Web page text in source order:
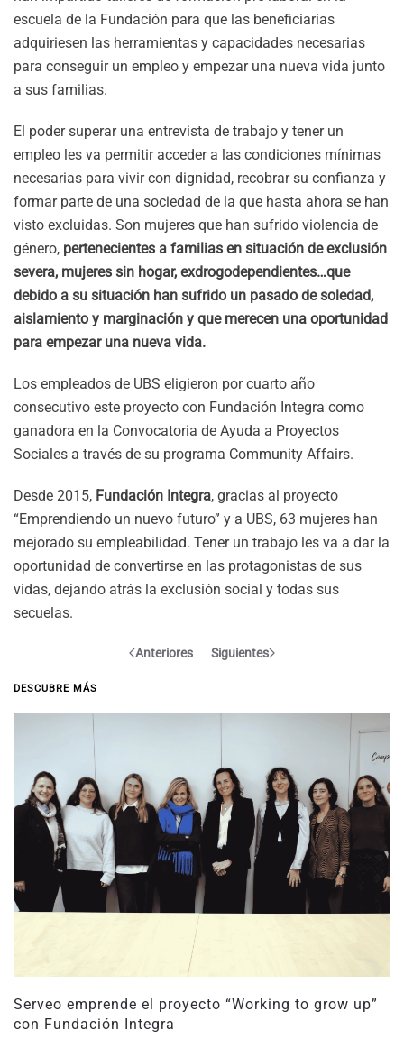
escuela de la Fundación para que las beneficiarias
adquiriesen las herramientas y capacidades necesarias
para conseguir un empleo y empezar una nueva vida junto
a sus familias.
El poder superar una entrevista de trabajo y tener un
empleo les va permitir acceder a las condiciones mínimas
necesarias para vivir con dignidad, recobrar su confianza y
formar parte de una sociedad de la que hasta ahora se han
visto excluidas. Son mujeres que han sufrido violencia de
género, pertenecientes a familias en situación de exclusión
severa, mujeres sin hogar, exdrogodependientes…que
debido a su situación han sufrido un pasado de soledad,
aislamiento y marginación y que merecen una oportunidad
para empezar una nueva vida.
Los empleados de UBS eligieron por cuarto año
consecutivo este proyecto con Fundación Integra como
ganadora en la Convocatoria de Ayuda a Proyectos
Sociales a través de su programa Community Affairs.
Desde 2015, Fundación Integra, gracias al proyecto
“Emprendiendo un nuevo futuro” y a UBS, 63 mujeres han
mejorado su empleabilidad. Tener un trabajo les va a dar la
oportunidad de convertirse en las protagonistas de sus
vidas, dejando atrás la exclusión social y todas sus
secuelas.
Anteriores Siguientes
DESCUBRE MÁS
Serveo emprende el proyecto “Working to grow up”
con Fundación Integra